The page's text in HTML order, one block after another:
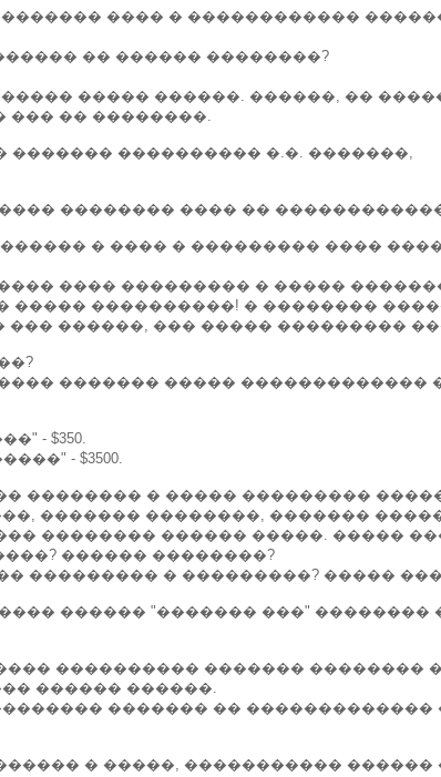
���� � ������������
�� ������ ��������?
����� ������. ������, ��
��� �� ��������.
���������� �.�. �������,
�������� ���� ��
� ���� � ��������� ����
���� ��������� � �����
����� ����������! � ��������
��� ������, ��� ����� ���������
������� ����� �������������
- $350.
- $3500.
�������� � ����� ���������
������� ��������, �������
�������� ������ �����. �����
������ ��������?
��������� � ���������? �����
������ "������� ���" ��������
���������� ������� ��������
������ ������.
������� ��
� �����, ����������� ������